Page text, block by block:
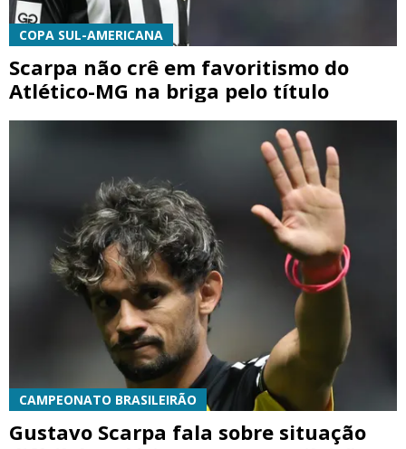
COPA SUL-AMERICANA
Scarpa não crê em favoritismo do
Atlético-MG na briga pelo título
CAMPEONATO BRASILEIRÃO
Gustavo Scarpa fala sobre situação